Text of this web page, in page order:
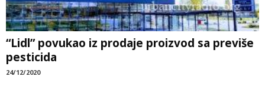
“Lidl” povukao iz prodaje proizvod sa previše
pesticida
24/12/2020